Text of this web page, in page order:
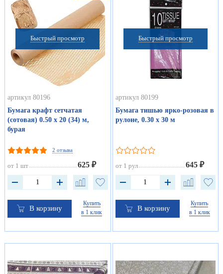
Быстрый просмотр
артикул 80196
Бумага крафт сетчатая
(сотовая) 0.50 х 20 (34) м,
бурая
2 отзыва
от 1 шт 625 ₽
В корзину
Купить
в 1 клик
Быстрый просмотр
артикул 80199
Бумага тишью ярко-розовая в
рулоне, 0.30 х 30 м
от 1 рул 645 ₽
В корзину
Купить
в 1 клик